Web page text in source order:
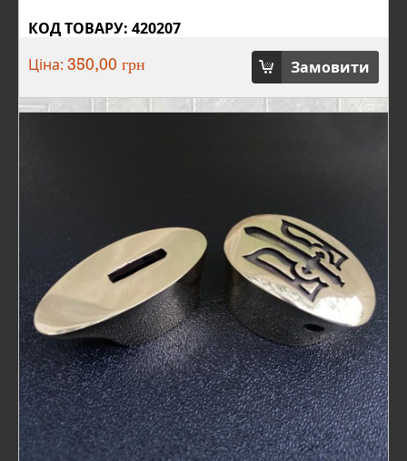
КОД ТОВАРУ: 420207
Ціна: 350,00 грн Замовити